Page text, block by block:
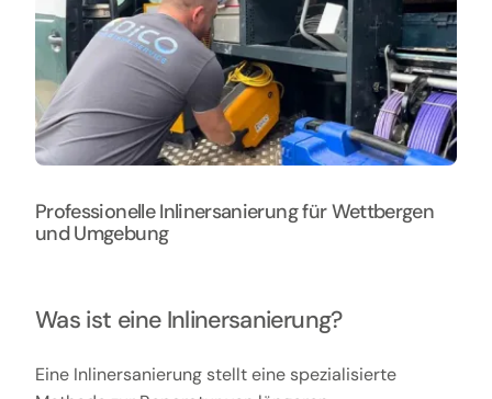
Professionelle Inlinersanierung für Wettbergen
und Umgebung
Was ist eine Inlinersanierung?
Eine Inlinersanierung stellt eine spezialisierte